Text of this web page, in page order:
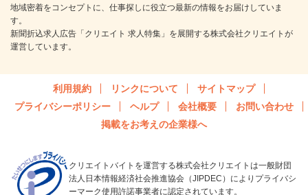
地域密着をコンセプトに、仕事探しに役立つ最新の情報をお届けしていま
す。
新聞折込求人広告「クリエイト 求人特集」を展開する株式会社クリエイトが
運営しています。
利用規約 リンクについて
サイトマップ
プライバシーポリシー
ヘルプ 会社概要
お問い合わせ
掲載をお考えの企業様へ
クリエイトバイトを運営する株式会社クリエイトは一般財団
法人日本情報経済社会推進協会（JIPDEC）によりプライバシ
ーマーク使用許諾事業者に認定されています。